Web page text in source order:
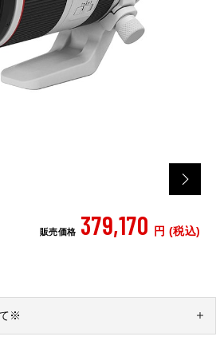
販売価格 379,170 円 (税込)
※